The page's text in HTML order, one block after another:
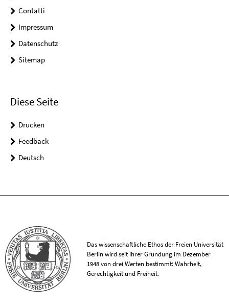
Contatti
Impressum
Datenschutz
Sitemap
Diese Seite
Drucken
Feedback
Deutsch
Das wissenschaftliche Ethos der Freien Universität
Berlin wird seit ihrer Gründung im Dezember
1948 von drei Werten bestimmt: Wahrheit,
Gerechtigkeit und Freiheit.